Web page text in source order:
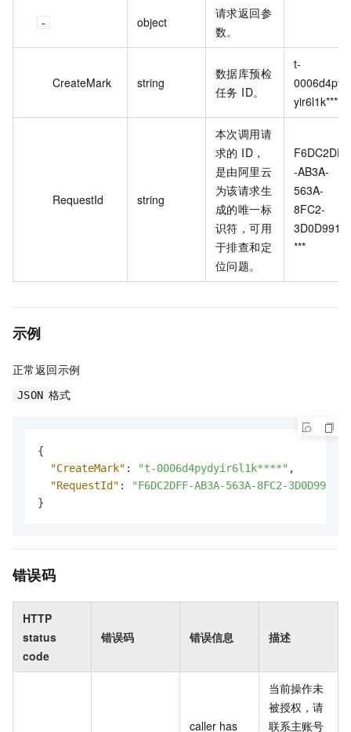
object
请求返回参
数。
CreateMark string
数据库预检
任务 ID。
t-
0006d4pyd
yir6l1k****
RequestId string
本次调用请
求的 ID，
是由阿里云
为该请求生
成的唯一标
识符，可用
于排查和定
位问题。
F6DC2DFF
-AB3A-
563A-
8FC2-
3D0D991E*
***
示例
正常返回示例
JSON 格式
{
"CreateMark" : "t-0006d4pydyir6l1k****" ,
"RequestId" :
"F6DC2DFF-AB3A-563A-8FC2-
}
错误码
HTTP
status
code
错误码 错误信息 描述
caller has
当前操作未
被授权，请
联系主账号